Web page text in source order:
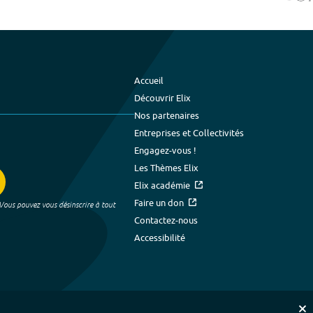
pouvez vous désinscrire à tout
Accueil
Découvrir Elix
Nos partenaires
Entreprises et Collectivités
Engagez-vous !
Les Thèmes Elix
Elix académie
Faire un don
Contactez-nous
Accessibilité